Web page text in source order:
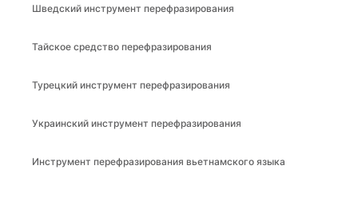
Шведский инструмент перефразирования
Тайское средство перефразирования
Турецкий инструмент перефразирования
Украинский инструмент перефразирования
Инструмент перефразирования вьетнамского языка